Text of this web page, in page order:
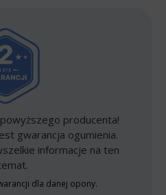
producenta!
gwarancja ogumienia.
informacje na ten
dla danej opony.